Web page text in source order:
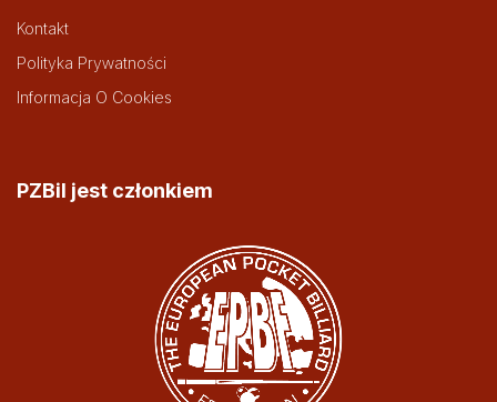
Kontakt
Polityka Prywatności
Informacja O Cookies
PZBil jest członkiem